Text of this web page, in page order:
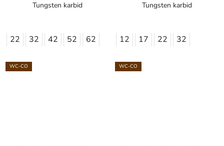
Tungsten karbid
22 32 42 52 62
Tungsten karbid
12 17 22 32
WC-CO WC-CO